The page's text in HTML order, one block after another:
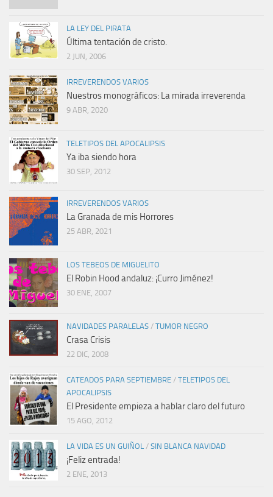
LA LEY DEL PIRATA
Última tentación de cristo.
2 JUN, 2006
IRREVERENDOS VARIOS
Nuestros monográficos: La mirada irreverenda
9 ABR, 2020
TELETIPOS DEL APOCALIPSIS
Ya iba siendo hora
30 SEP, 2012
IRREVERENDOS VARIOS
La Granada de mis Horrores
25 ABR, 2021
LOS TEBEOS DE MIGUELITO
El Robin Hood andaluz: ¡Curro Jiménez!
30 ENE, 2007
NAVIDADES PARALELAS / TUMOR NEGRO
Crasa Crisis
22 DIC, 2008
CATEADOS PARA SEPTIEMBRE / TELETIPOS DEL
APOCALIPSIS
El Presidente empieza a hablar claro del futuro
15 AGO, 2012
LA VIDA ES UN GUIÑOL / SIN BLANCA NAVIDAD
¡Feliz entrada!
2 ENE, 2013